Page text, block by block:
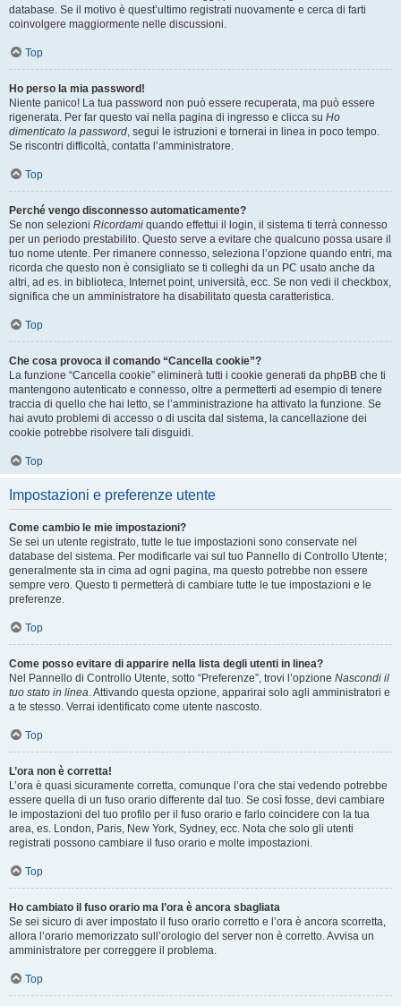
database. Se il motivo è quest’ultimo registrati nuovamente e cerca di farti
coinvolgere maggiormente nelle discussioni.
Top
Ho perso la mia password!
Niente panico! La tua password non può essere recuperata, ma può essere
rigenerata. Per far questo vai nella pagina di ingresso e clicca su Ho
dimenticato la password, segui le istruzioni e tornerai in linea in poco tempo.
Se riscontri difficoltà, contatta l’amministratore.
Top
Perché vengo disconnesso automaticamente?
Se non selezioni Ricordami quando effettui il login, il sistema ti terrà connesso
per un periodo prestabilito. Questo serve a evitare che qualcuno possa usare il
tuo nome utente. Per rimanere connesso, seleziona l’opzione quando entri, ma
ricorda che questo non è consigliato se ti colleghi da un PC usato anche da
altri, ad es. in biblioteca, Internet point, università, ecc. Se non vedi il checkbox,
significa che un amministratore ha disabilitato questa caratteristica.
Top
Che cosa provoca il comando “Cancella cookie”?
La funzione “Cancella cookie” eliminerà tutti i cookie generati da phpBB che ti
mantengono autenticato e connesso, oltre a permetterti ad esempio di tenere
traccia di quello che hai letto, se l’amministrazione ha attivato la funzione. Se
hai avuto problemi di accesso o di uscita dal sistema, la cancellazione dei
cookie potrebbe risolvere tali disguidi.
Top
Impostazioni e preferenze utente
Come cambio le mie impostazioni?
Se sei un utente registrato, tutte le tue impostazioni sono conservate nel
database del sistema. Per modificarle vai sul tuo Pannello di Controllo Utente;
generalmente sta in cima ad ogni pagina, ma questo potrebbe non essere
sempre vero. Questo ti permetterà di cambiare tutte le tue impostazioni e le
preferenze.
Top
Come posso evitare di apparire nella lista degli utenti in linea?
Nel Pannello di Controllo Utente, sotto “Preferenze”, trovi l’opzione Nascondi il
tuo stato in linea. Attivando questa opzione, apparirai solo agli amministratori e
a te stesso. Verrai identificato come utente nascosto.
Top
L’ora non è corretta!
L’ora è quasi sicuramente corretta, comunque l’ora che stai vedendo potrebbe
essere quella di un fuso orario differente dal tuo. Se così fosse, devi cambiare
le impostazioni del tuo profilo per il fuso orario e farlo coincidere con la tua
area, es. London, Paris, New York, Sydney, ecc. Nota che solo gli utenti
registrati possono cambiare il fuso orario e molte impostazioni.
Top
Ho cambiato il fuso orario ma l’ora è ancora sbagliata
Se sei sicuro di aver impostato il fuso orario corretto e l’ora è ancora scorretta,
allora l’orario memorizzato sull’orologio del server non è corretto. Avvisa un
amministratore per correggere il problema.
Top